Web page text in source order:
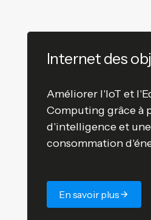
Internet des
Améliorer l'IoT et
Computing grâce à
d'intelligence et une
consommation
En savoir plus